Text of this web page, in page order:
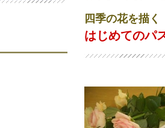
四季の花を描く
はじめてのパ